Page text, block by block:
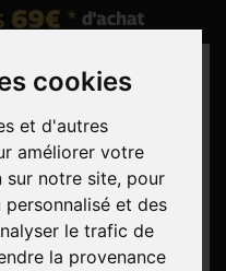
cookies
et d'autres
améliorer votre
sur notre site, pour
et des
le trafic de
la provenance